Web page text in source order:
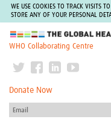
WE USE COOKIES TO TRACK VISITS
STORE ANY OF YOUR PERSONAL
The Global Health Network
WHO Collaborating Centre
Donate Now